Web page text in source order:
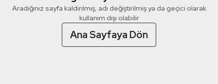
Aradığınız sayfa kaldırılmış, adı değiştirilmiş ya da geçici olarak
kullanım dışı olabilir
Ana Sayfaya Dön